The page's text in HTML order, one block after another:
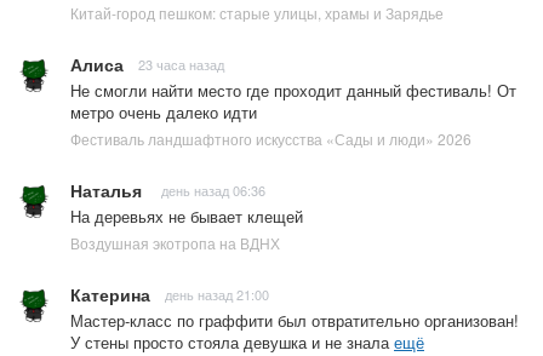
Китай-город пешком: старые улицы, храмы и Зарядье
Алиса 23 часа назад
Не смогли найти место где проходит данный фестиваль! От
метро очень далеко идти
Фестиваль ландшафтного искусства «Сады и люди» 2026
Наталья день назад 06:36
На деревьях не бывает клещей
Воздушная экотропа на ВДНХ
Катерина день назад 21:00
Мастер-класс по граффити был отвратительно организован!
У стены просто стояла девушка и не зналаещё